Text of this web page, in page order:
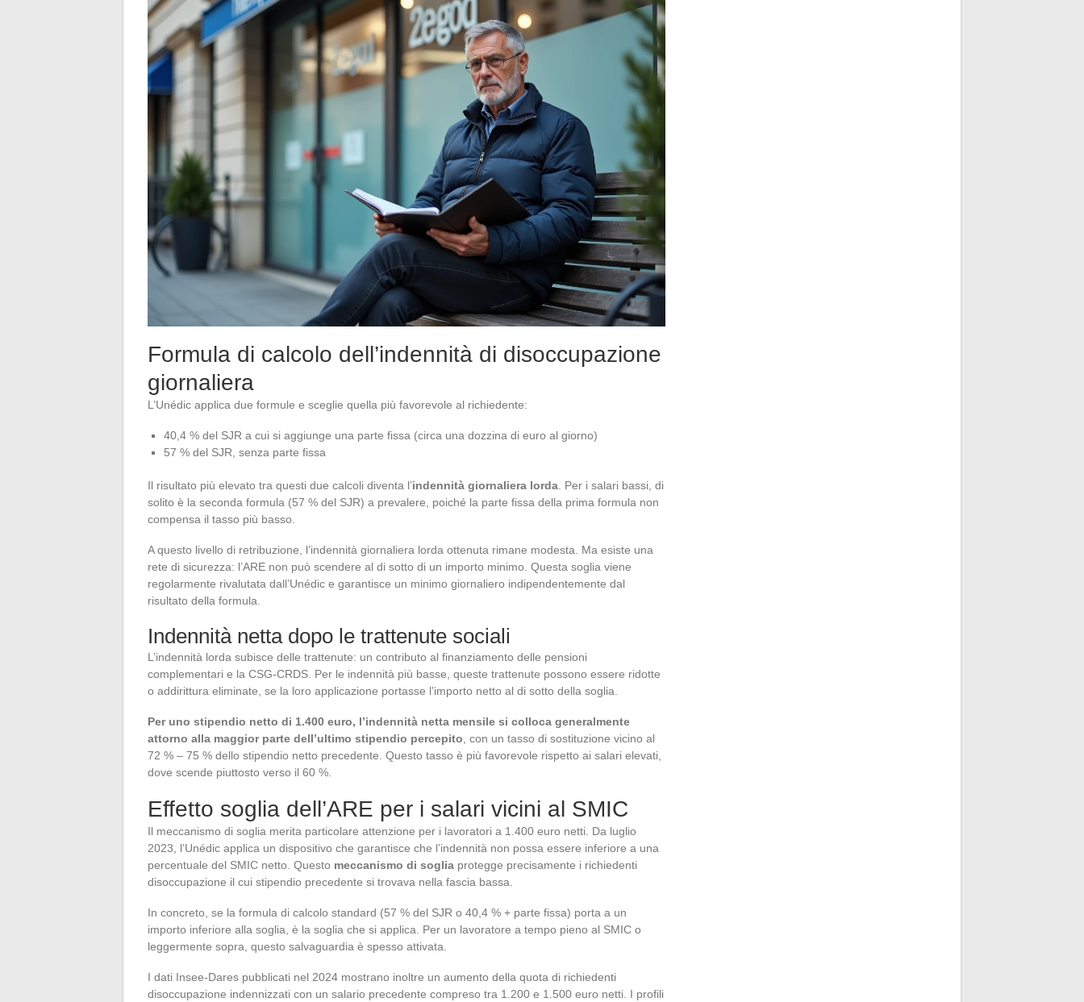
Formula di calcolo dell’indennità di disoccupazione
giornaliera
L’Unédic applica due formule e sceglie quella più favorevole al richiedente:
40,4 % del SJR a cui si aggiunge una parte fissa (circa una dozzina di euro al giorno)
57 % del SJR, senza parte fissa
Il risultato più elevato tra questi due calcoli diventa l’indennità giornaliera lorda . Per i salari bassi, di
solito è la seconda formula (57 % del SJR) a prevalere, poiché la parte fissa della prima formula non
compensa il tasso più basso.
A questo livello di retribuzione, l’indennità giornaliera lorda ottenuta rimane modesta. Ma esiste una
rete di sicurezza: l’ARE non può scendere al di sotto di un importo minimo. Questa soglia viene
regolarmente rivalutata dall’Unédic e garantisce un minimo giornaliero indipendentemente dal
risultato della formula.
Indennità netta dopo le trattenute sociali
L’indennità lorda subisce delle trattenute: un contributo al finanziamento delle pensioni
complementari e la CSG-CRDS. Per le indennità più basse, queste trattenute possono essere ridotte
o addirittura eliminate, se la loro applicazione portasse l’importo netto al di sotto della soglia.
Per uno stipendio netto di 1.400 euro, l’indennità netta mensile si colloca generalmente
attorno alla maggior parte dell’ultimo stipendio percepito , con un tasso di sostituzione vicino al
72 % – 75 % dello stipendio netto precedente. Questo tasso è più favorevole rispetto ai salari elevati,
dove scende piuttosto verso il 60 %.
Effetto soglia dell’ARE per i salari vicini al SMIC
Il meccanismo di soglia merita particolare attenzione per i lavoratori a 1.400 euro netti. Da luglio
2023, l’Unédic applica un dispositivo che garantisce che l’indennità non possa essere inferiore a una
percentuale del SMIC netto. Questo meccanismo di soglia protegge precisamente i richiedenti
disoccupazione il cui stipendio precedente si trovava nella fascia bassa.
In concreto, se la formula di calcolo standard (57 % del SJR o 40,4 % + parte fissa) porta a un
importo inferiore alla soglia, è la soglia che si applica. Per un lavoratore a tempo pieno al SMIC o
leggermente sopra, questo salvaguardia è spesso attivata.
I dati Insee-Dares pubblicati nel 2024 mostrano inoltre un aumento della quota di richiedenti
disoccupazione indennizzati con un salario precedente compreso tra 1.200 e 1.500 euro netti. I profili